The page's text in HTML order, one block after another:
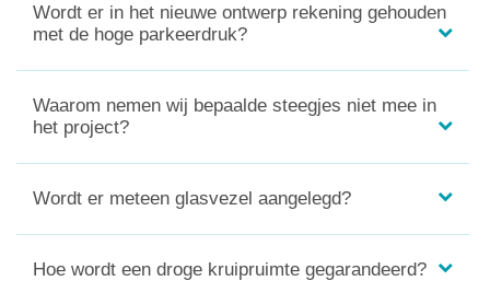
Wordt er in het nieuwe ontwerp rekening gehouden
met de hoge parkeerdruk?
Waarom nemen wij bepaalde steegjes niet mee in
het project?
Wordt er meteen glasvezel aangelegd?
Hoe wordt een droge kruipruimte gegarandeerd?